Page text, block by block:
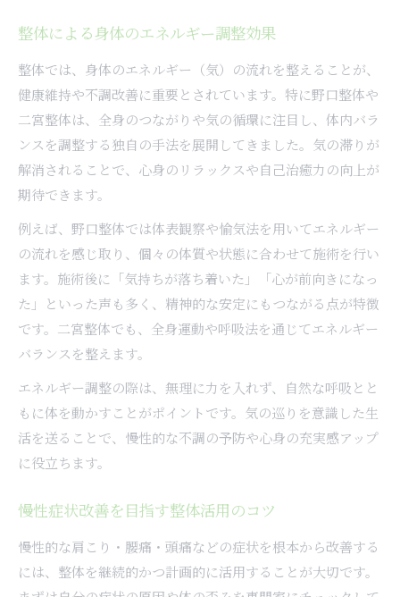
整体による身体のエネルギー調整効果
整体では、身体のエネルギー（気）の流れを整えることが、
健康維持や不調改善に重要とされています。特に野口整体や
二宮整体は、全身のつながりや気の循環に注目し、体内バラ
ンスを調整する独自の手法を展開してきました。気の滞りが
解消されることで、心身のリラックスや自己治癒力の向上が
期待できます。
例えば、野口整体では体表観察や愉気法を用いてエネルギー
の流れを感じ取り、個々の体質や状態に合わせて施術を行い
ます。施術後に「気持ちが落ち着いた」「心が前向きになっ
た」といった声も多く、精神的な安定にもつながる点が特徴
です。二宮整体でも、全身運動や呼吸法を通じてエネルギー
バランスを整えます。
エネルギー調整の際は、無理に力を入れず、自然な呼吸とと
もに体を動かすことがポイントです。気の巡りを意識した生
活を送ることで、慢性的な不調の予防や心身の充実感アップ
に役立ちます。
慢性症状改善を目指す整体活用のコツ
慢性的な肩こり・腰痛・頭痛などの症状を根本から改善する
には、整体を継続的かつ計画的に活用することが大切です。